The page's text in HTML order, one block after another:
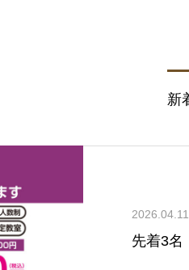
新
2026.04.11
先着3名